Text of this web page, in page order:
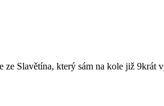
Slavětína, který sám na kole již 9krát